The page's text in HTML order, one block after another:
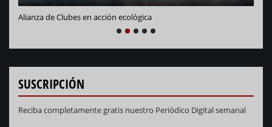
Alianza de Clubes en acción ecológica
PREVIOUS
SUSCRIPCIÓN
Reciba completamente gratis nuestro Periódico Digital semanal